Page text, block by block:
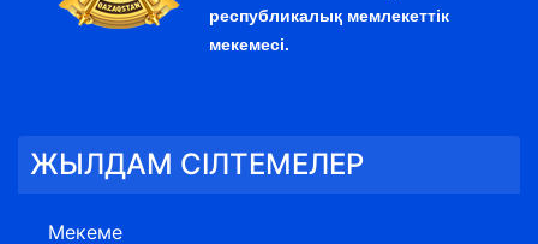
республикалық мемлекеттік
мекемесі.
ЖЫЛДАМ СІЛТЕМЕЛЕР
Мекеме